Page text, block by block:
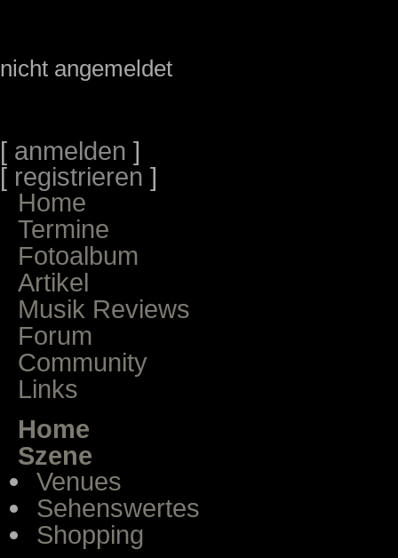
nicht angemeldet
[ anmelden ]
[ registrieren ]
Home
Termine
Fotoalbum
Artikel
Musik Reviews
Forum
Community
Links
Home
Szene
Venues
Sehenswertes
Shopping